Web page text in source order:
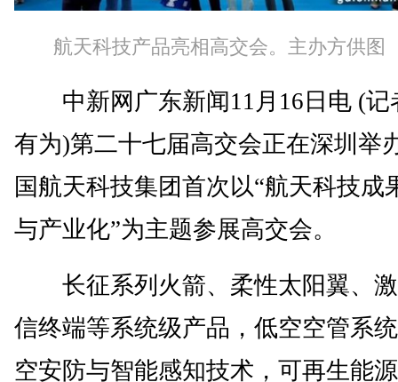
航天科技产品亮相高交会。主办方供图
中新网广东新闻11月16日电 (记
有为)第二十七届高交会正在深圳举
国航天科技集团首次以“航天科技成
与产业化”为主题参展高交会。
长征系列火箭、柔性太阳翼、
信终端等系统级产品，低空空管系
空安防与智能感知技术，可再生能